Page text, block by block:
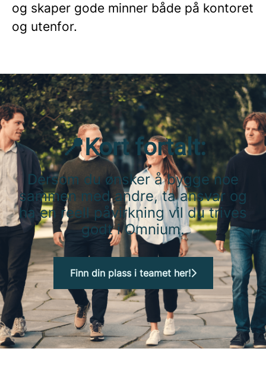
og skaper gode minner både på kontoret
og utenfor.
📍Kort fortalt:
Dersom du ønsker å bygge noe
sammen med andre, ta ansvar og
ha en reell påvirkning vil du trives
godt i Omnium.
Finn din plass i teamet her!